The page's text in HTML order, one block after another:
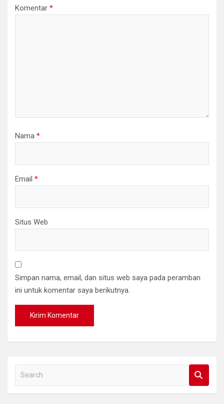
Komentar *
Nama *
Email *
Situs Web
Simpan nama, email, dan situs web saya pada peramban
ini untuk komentar saya berikutnya.
a